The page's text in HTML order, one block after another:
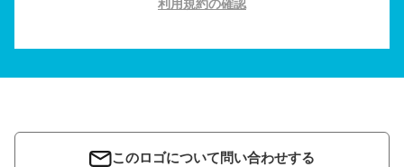
このロゴについて問い合わせする